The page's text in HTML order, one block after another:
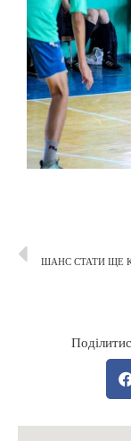
ШАНС СТАТИ ЩЕ